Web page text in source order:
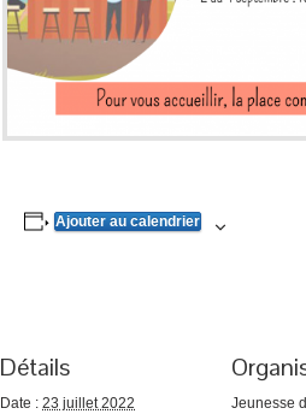
Ajouter au calendrier
Détails
Date : 23 juillet 2022
Jeunesse